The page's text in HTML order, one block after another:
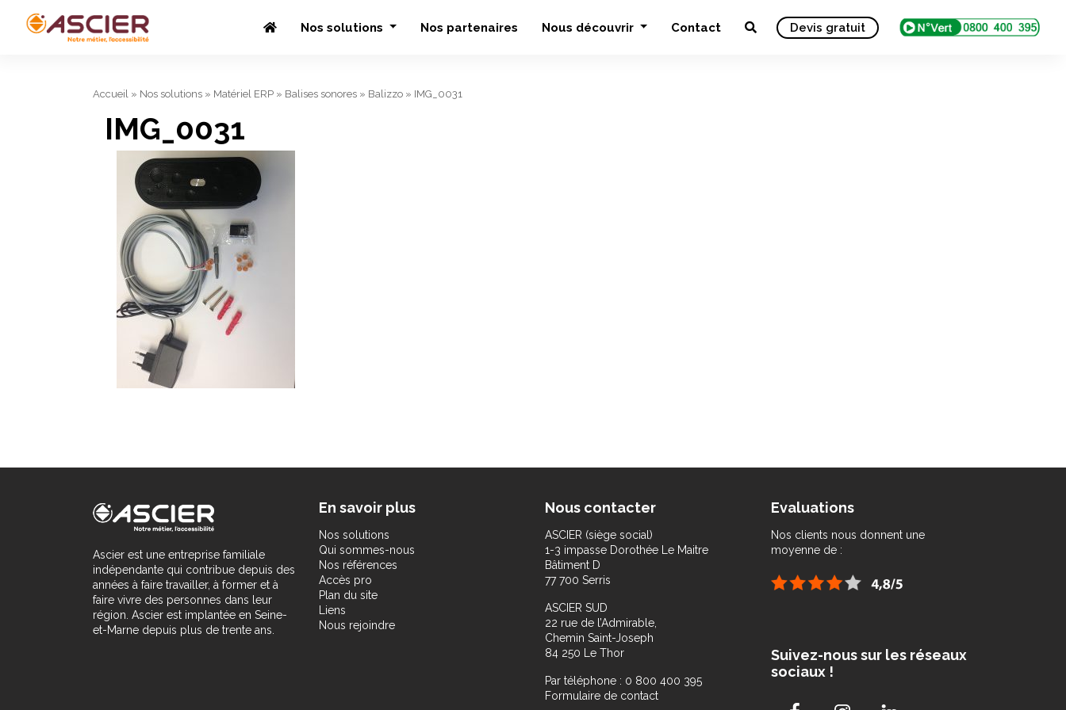
Nos solutions Nos partenaires Nous découvrir Contact Devis gratuit
Accueil » Nos solutions » Matériel ERP » Balises sonores » Balizzo » IMG_0031
IMG_0031
Ascier est une entreprise familiale
indépendante qui contribue depuis des
années à faire travailler, à former et à
faire vivre des personnes dans leur
région. Ascier est implantée en Seine-
et-Marne depuis plus de trente ans.
En savoir plus
Nos solutions
Qui sommes-nous
Nos références
Accès pro
Plan du site
Liens
Nous rejoindre
Nous contacter
ASCIER (siège social)
1-3 impasse Dorothée Le Maitre
Bâtiment D
77 700 Serris
ASCIER SUD
22 rue de l’Admirable,
Chemin Saint-Joseph
84 250 Le Thor
Par téléphone : 0 800 400 395
Formulaire de contact
Evaluations
Nos clients nous donnent une
moyenne de :
Suivez-nous sur les réseaux
sociaux !